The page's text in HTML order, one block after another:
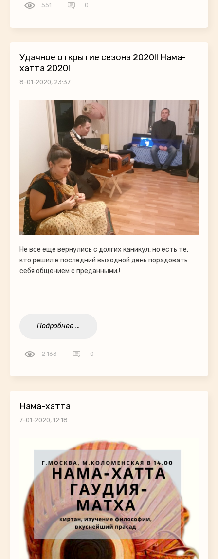
551 0
Удачное открытие сезона 2020!! Нама-
хатта 2020!
8-01-2020, 23:37
Не все еще вернулись с долгих каникул, но есть те,
кто решил в последний выходной день порадовать
себя общением с преданными.!
Подробнее ...
2 163 0
Нама-хатта
7-01-2020, 12:18